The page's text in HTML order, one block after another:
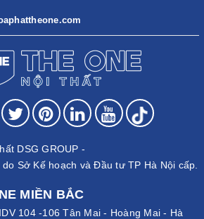
DSG GROUP -
Sở Kế hoạch và Đầu tư TP Hà Nội cấp.
MIỀN BẮC
104 -106 Tân Mai - Hoàng Mai - Hà